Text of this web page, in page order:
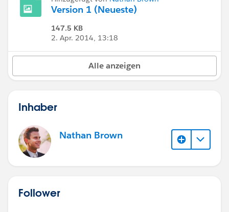
Version 1 (Neueste)
147.5 KB
2. Apr. 2014, 13:18
Alle anzeigen
Inhaber
Nathan Brown
Follower